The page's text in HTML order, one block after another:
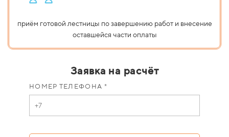
приём готовой лестницы по завершению работ и внесение
оставшейся части оплаты
Заявка на расчёт
НОМЕР ТЕЛЕФОНА *